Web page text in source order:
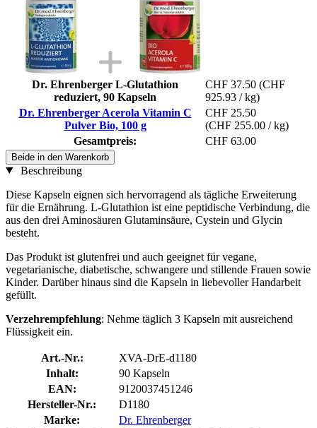
Dr. Ehrenberger L-Glutathion
reduziert, 90 Kapseln
CHF 37.50 (CHF
925.93 / kg)
Dr. Ehrenberger Acerola Vitamin C
Pulver Bio, 100 g
CHF 25.50
(CHF 255.00 / kg)
Gesamtpreis:
CHF 63.00
Beide in den Warenkorb
Beschreibung
Diese Kapseln eignen sich hervorragend als tägliche Erweiterung
für die Ernährung. L-Glutathion ist eine peptidische Verbindung, die
aus den drei Aminosäuren Glutaminsäure, Cystein und Glycin
besteht.
Das Produkt ist glutenfrei und auch geeignet für vegane,
vegetarianische, diabetische, schwangere und stillende Frauen sowie
Kinder. Darüber hinaus sind die Kapseln in liebevoller Handarbeit
gefüllt.
Verzehrempfehlung: Nehme täglich 3 Kapseln mit ausreichend
Flüssigkeit ein.
Art.-Nr.:
XVA-DrE-d1180
Inhalt:
90 Kapseln
EAN:
9120037451246
Hersteller-Nr.:
D1180
Marke:
Dr. Ehrenberger